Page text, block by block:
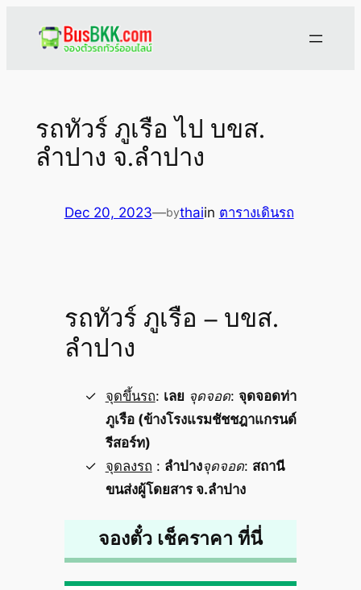
รถทัวร์ ภูเรือ ไป บขส.
ลำปาง จ.ลำปาง
Dec 20, 2023—bythaiin ตารางเดินรถ
รถทัวร์ ภูเรือ – บขส.
ลำปาง
จุดขึ้นรถ: เลย จุดจอด: จุดจอดท่า
ภูเรือ (ข้างโรงแรมชัชชฎาแกรนด์
รีสอร์ท)
จุดลงรถ : ลำปางจุดจอด: สถานี
ขนส่งผู้โดยสาร จ.ลำปาง
จองตั๋ว เช็คราคา ที่นี่